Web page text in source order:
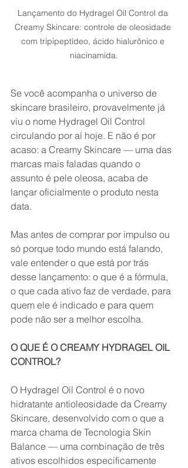
Lançamento do Hydragel Oil Control da
Creamy Skincare: controle de oleosidade
com tripipeptídeo, ácido hialurônico e
niacinamida.
Se você acompanha o universo de
skincare brasileiro, provavelmente já
viu o nome Hydragel Oil Control
circulando por aí hoje. E não é por
acaso: a Creamy Skincare — uma das
marcas mais faladas quando o
assunto é pele oleosa, acaba de
lançar oficialmente o produto nesta
data.
Mas antes de comprar por impulso ou
só porque todo mundo está falando,
vale entender o que está por trás
desse lançamento: o que é a fórmula,
o que cada ativo faz de verdade, para
quem ele é indicado e para quem
pode não ser a melhor escolha.
O QUE É O CREAMY HYDRAGEL OIL
CONTROL?
O Hydragel Oil Control é o novo
hidratante antioleosidade da Creamy
Skincare, desenvolvido com o que a
marca chama de Tecnologia Skin
Balance — uma combinação de três
ativos escolhidos especificamente